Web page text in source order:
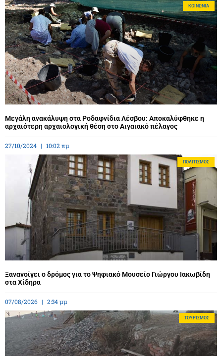
ΚΟΙΝΩΝΊΑ
Μεγάλη ανακάλυψη στα Ροδαφνίδια Λέσβου: Αποκαλύφθηκε η
αρχαιότερη αρχαιολογική θέση στο Αιγαιακό πέλαγος
27/10/2024 10:02 πμ
ΠΟΛΙΤΙΣΜΌΣ
Ξανανοίγει ο δρόμος για το Ψηφιακό Μουσείο Γιώργου Ιακωβίδη
στα Χίδηρα
07/08/2026 2:34 μμ
ΤΟΥΡΙΣΜΌΣ